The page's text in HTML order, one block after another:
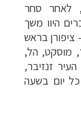
לאחר סחר
היוו משך
ציפורן בראש
מוסקט, הל,
זנזיבר,
יום בשעה